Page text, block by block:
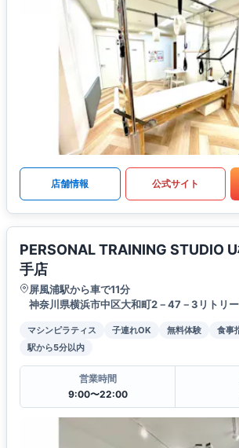
店舗情報 公式サイト
PERSONAL TRAINING STUDIO
手店
屏風浦駅から車で11分
神奈川県横浜市中区大和町2－47－3リトリ
マシンピラティス 子連れOK 無料体験
食事
駅から5分以内
営業時間
9:00〜22:00